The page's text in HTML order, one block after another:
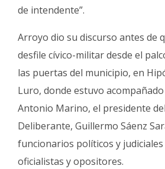
de intendente”.
Arroyo dio su discurso antes de
desfile cívico-militar desde el
las puertas del municipio, en
Luro, donde estuvo
Antonio Marino, el presidente
Deliberante, Guillermo Sáenz
funcionarios políticos y judiciales
oficialistas y opositores.